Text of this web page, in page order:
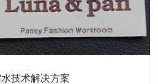
技术解决方案
防水技术解决方案
不匀技术解决方案
织品阻燃母粒